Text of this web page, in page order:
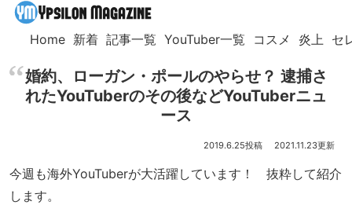
Home 新着 記事一覧 YouTuber一覧 コスメ 炎上 セ
婚約、ローガン・ポールのやらせ？ 逮捕さ
れたYouTuberのその後などYouTuberニュ
ース
2019.6.25 2021.11.23
今週も海外YouTuberが大活躍しています！ 抜粋して紹介
します。